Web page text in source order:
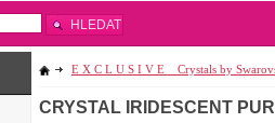
E X C L U S I V E _ Crystals by
CRYSTAL IRIDESCENT
HLEDAT